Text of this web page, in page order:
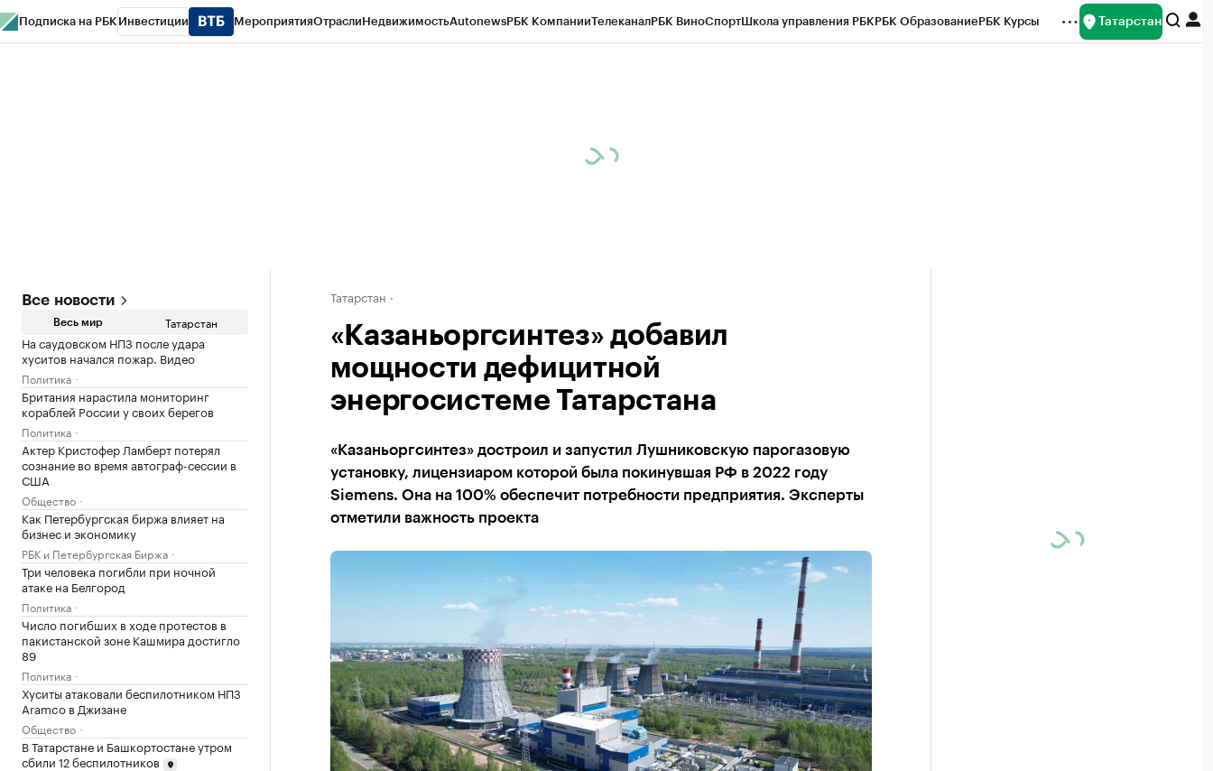
Подписка на РБК Инвестиции МероприятияОтраслиНедвижимостьAutonewsРБК КомпанииТелеканалРБК ВиноСпортШкола управления РБКРБК ОбразованиеРБК Курсы Татарстан
Все новости
Весь мир Татарстан
На саудовском НПЗ после удара
хуситов начался пожар. Видео
Политика
Британия нарастила мониторинг
кораблей России у своих берегов
Политика
Актер Кристофер Ламберт потерял
сознание во время автограф-сессии в
США
Общество
Как Петербургская биржа влияет на
бизнес и экономику
РБК и Петербургская Биржа
Три человека погибли при ночной
атаке на Белгород
Политика
Число погибших в ходе протестов в
пакистанской зоне Кашмира достигло
89
Политика
Хуситы атаковали беспилотником НПЗ
Aramco в Джизане
Общество
В Татарстане и Башкортостане утром
сбили 12 беспилотников
Татарстан
«Казаньоргсинтез» добавил
мощности дефицитной
энергосистеме Татарстана
«Казаньоргсинтез» достроил и запустил Лушниковскую парогазовую
установку, лицензиаром которой была покинувшая РФ в 2022 году
Siemens. Она на 100% обеспечит потребности предприятия. Эксперты
отметили важность проекта